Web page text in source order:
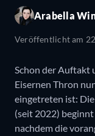
Arabella
Veröffentlicht am
Schon der Auftakt
Eisernen Thron
eingetreten ist:
(seit 2022)
nachdem die